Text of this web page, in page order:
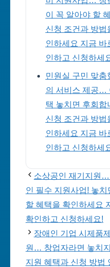
이 꼭 알아야 할
신청 조건과 방법
인하세요 지금 바
인하고 신청하세
민원실 구민 맞춤
의 서비스 제공…
택 놓치면 후회합
신청 조건과 방법
인하세요 지금 바
인하고 신청하세
소상공인 재기지원
인 필수 지원사업! 놓치
할 혜택을 확인하세요
확인하고 신청하세요!
장애인 기업 시제품
원… 창업자라면 놓치
지원 혜택과 신청 방법